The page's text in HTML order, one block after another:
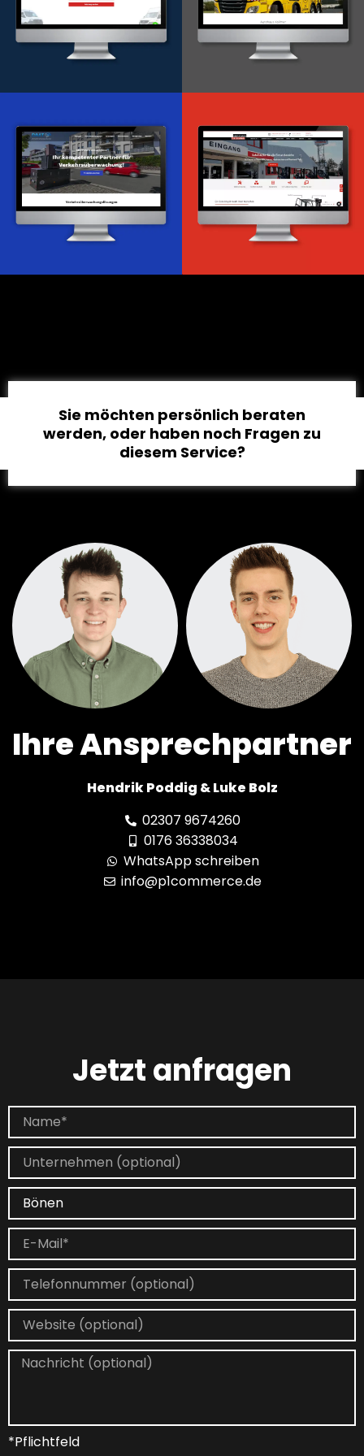
WordPress Entwicklung
Webdesign & -entwicklung
Sie möchten persönlich beraten
werden, oder haben noch Fragen zu
diesem Service?
Ihre Ansprechpartner
Hendrik Poddig & Luke Bolz
02307 9674260
0176 36338034
WhatsApp schreiben
info@p1commerce.de
Jetzt anfragen
*Pflichtfeld